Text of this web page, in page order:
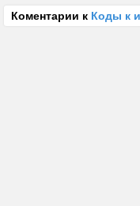
Коментарии к Коды к